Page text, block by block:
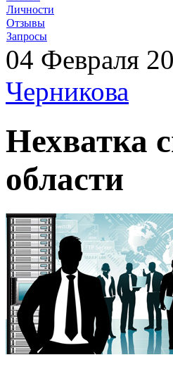
Личности
Отзывы
Запросы
04 Февраля
Черникова
Нехватка
области